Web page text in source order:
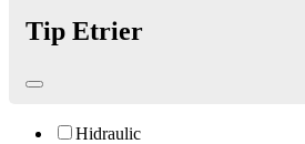
Tip Etrier
Hidraulic